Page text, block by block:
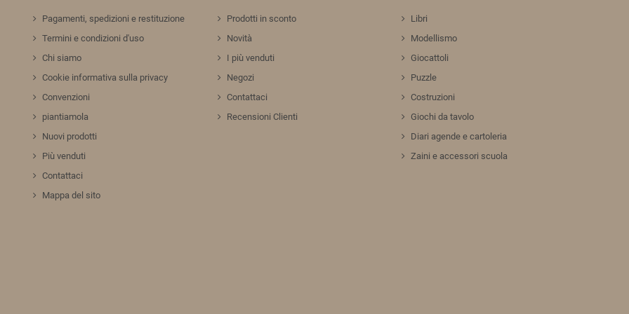
Pagamenti, spedizioni e restituzione
Termini e condizioni d'uso
Chi siamo
Cookie informativa sulla privacy
Convenzioni
piantiamola
Nuovi prodotti
Più venduti
Contattaci
Mappa del sito
Prodotti in sconto
Novità
I più venduti
Negozi
Contattaci
Recensioni Clienti
Libri
Modellismo
Giocattoli
Puzzle
Costruzioni
Giochi da tavolo
Diari agende e cartoleria
Zaini e accessori scuola